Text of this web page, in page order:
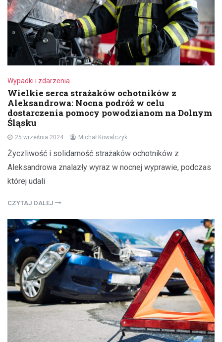
Wypadki i zdarzenia
Wielkie serca strażaków ochotników z
Aleksandrowa: Nocna podróż w celu
dostarczenia pomocy powodzianom na Dolnym
Śląsku
25 września 2024 Michał Kowalczyk
Życzliwość i solidarność strażaków ochotników z
Aleksandrowa znalazły wyraz w nocnej wyprawie, podczas
której udali
CZYTAJ DALEJ